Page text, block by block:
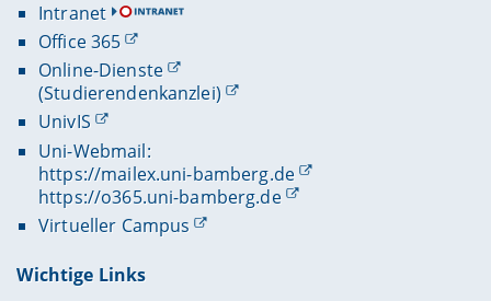
Intranet
Office 365
Online-Dienste
(Studierendenkanzlei)
UnivIS
Uni-Webmail:
https://mailex.uni-bamberg.de
https://o365.uni-bamberg.de
Virtueller Campus
Wichtige Links